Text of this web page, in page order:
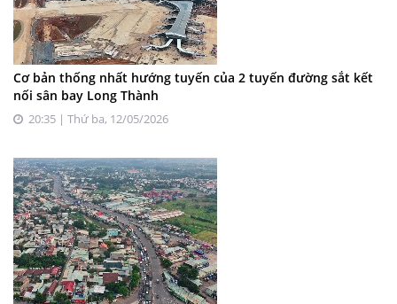
Cơ bản thống nhất hướng tuyến của 2 tuyến đường sắt kết
nối sân bay Long Thành
20:35 | Thứ ba, 12/05/2026